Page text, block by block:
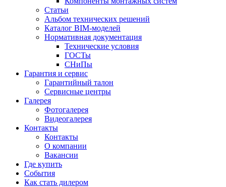
Статьи
Альбом технических решений
Каталог BIM-моделей
Нормативная документация
Технические условия
ГОСТы
СНиПы
Гарантия и сервис
Гарантийный талон
Сервисные центры
Галерея
Фотогалерея
Видеогалерея
Контакты
Контакты
О компании
Вакансии
Где купить
События
Как стать дилером